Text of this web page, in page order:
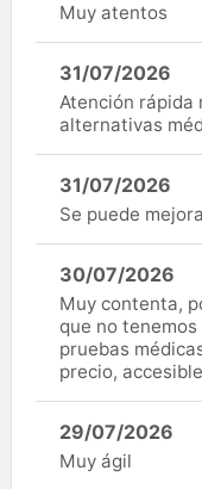
Muy atentos
31/07/2026
Atención rápida
alternativas
31/07/2026
Se puede
30/07/2026
Muy contenta,
que no
pruebas
precio,
29/07/2026
Muy ágil